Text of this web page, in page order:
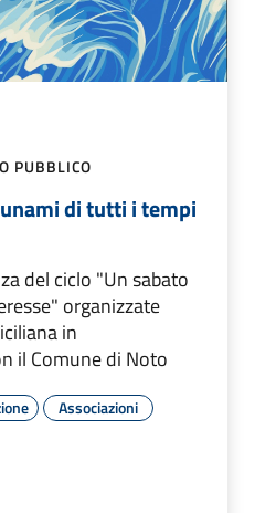
PUBBLICO
di tutti i tempi
del ciclo "Un sabato
organizzate
in
il Comune di Noto
Associazioni